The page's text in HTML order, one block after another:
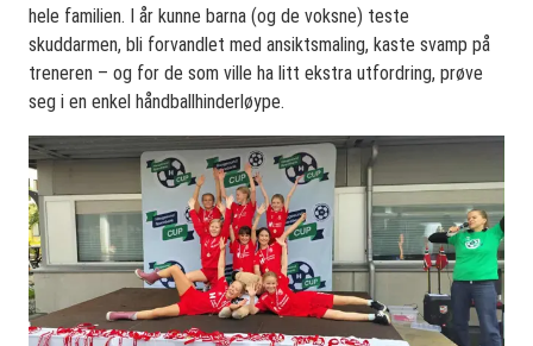
hele familien. I år kunne barna (og de voksne) teste
skuddarmen, bli forvandlet med ansiktsmaling, kaste svamp på
treneren – og for de som ville ha litt ekstra utfordring, prøve
seg i en enkel håndballhinderløype.